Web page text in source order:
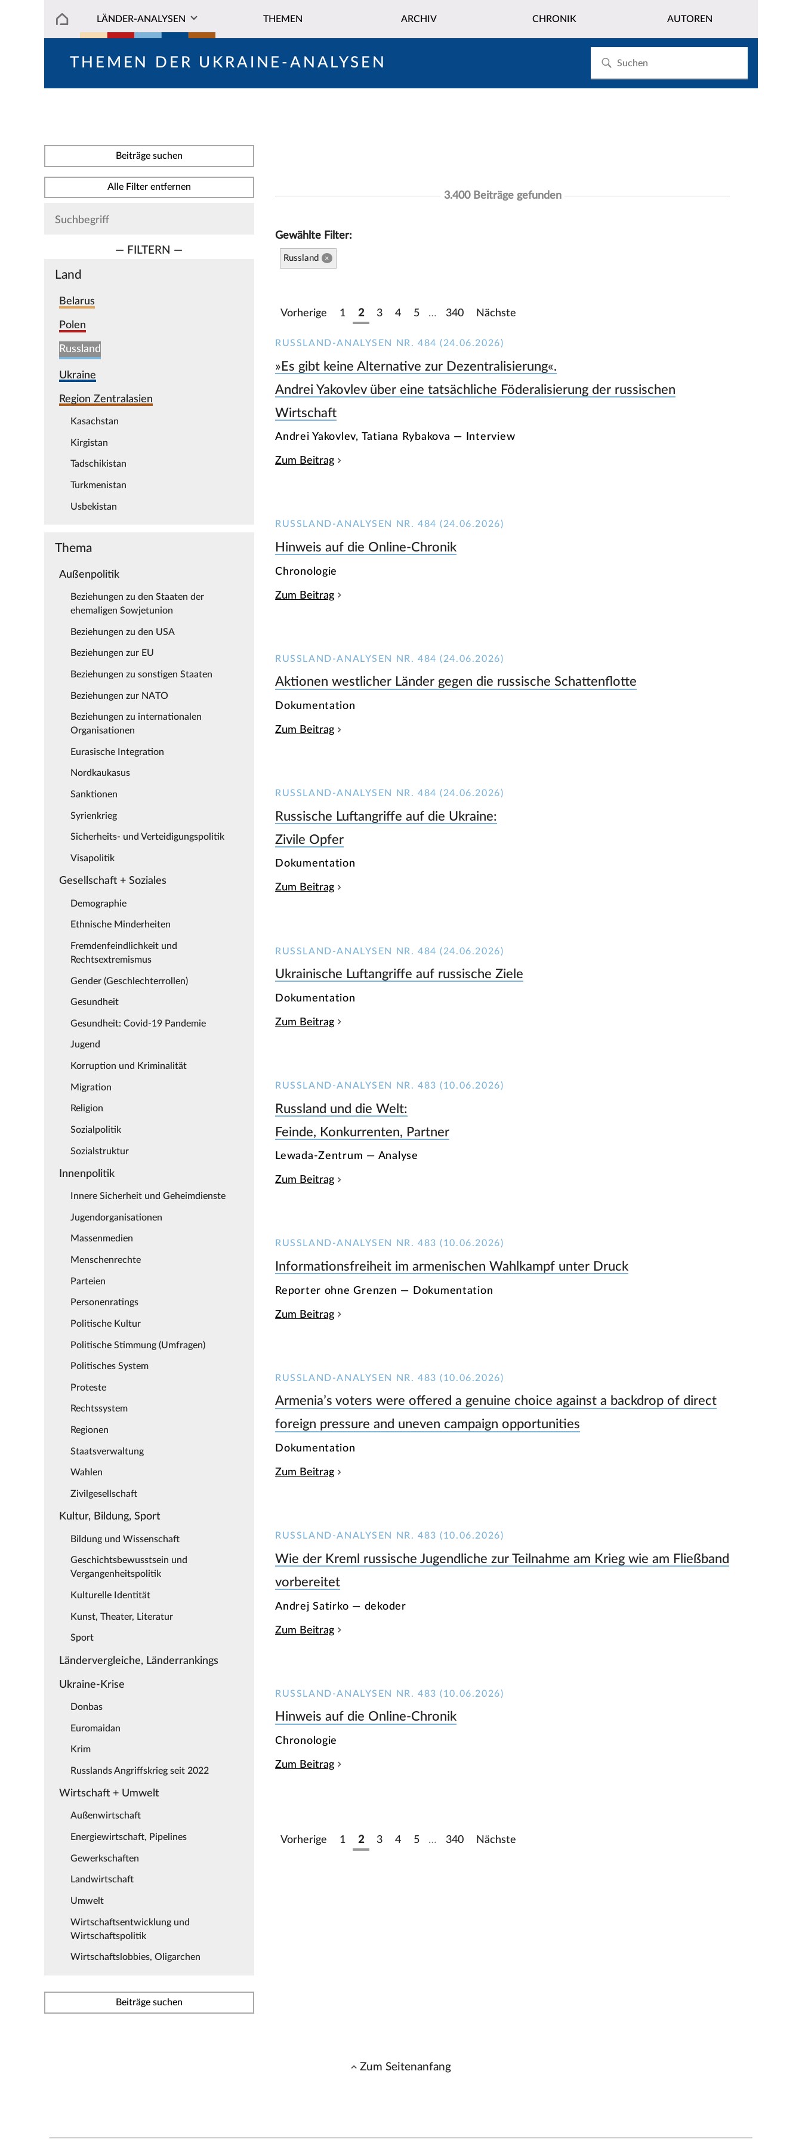
LÄNDER-ANALYSEN THEMEN ARCHIV CHRONIK AUTOREN
THEMEN DER UKRAINE-ANALYSEN
Beiträge suchen
Alle Filter entfernen
— FILTERN —
Land
Belarus
Polen
Russland
Ukraine
Region Zentralasien
Kasachstan
Kirgistan
Tadschikistan
Turkmenistan
Usbekistan
Thema
Außenpolitik
Beziehungen zu den Staaten der
ehemaligen Sowjetunion
Beziehungen zu den USA
Beziehungen zur EU
Beziehungen zu sonstigen Staaten
Beziehungen zur NATO
Beziehungen zu internationalen
Organisationen
Eurasische Integration
Nordkaukasus
Sanktionen
Syrienkrieg
Sicherheits- und Verteidigungspolitik
Visapolitik
Gesellschaft + Soziales
Demographie
Ethnische Minderheiten
Fremdenfeindlichkeit und
Rechtsextremismus
Gender (Geschlechterrollen)
Gesundheit
Gesundheit: Covid-19 Pandemie
Jugend
Korruption und Kriminalität
Migration
Religion
Sozialpolitik
Sozialstruktur
Innenpolitik
Innere Sicherheit und Geheimdienste
Jugendorganisationen
Massenmedien
Menschenrechte
Parteien
Personenratings
Politische Kultur
Politische Stimmung (Umfragen)
Politisches System
Proteste
Rechtssystem
Regionen
Staatsverwaltung
Wahlen
Zivilgesellschaft
Kultur, Bildung, Sport
Bildung und Wissenschaft
Geschichtsbewusstsein und
Vergangenheitspolitik
Kulturelle Identität
Kunst, Theater, Literatur
Sport
Ländervergleiche, Länderrankings
Ukraine-Krise
Donbas
Euromaidan
Krim
Russlands Angriffskrieg seit 2022
Wirtschaft + Umwelt
Außenwirtschaft
Energiewirtschaft, Pipelines
Gewerkschaften
Landwirtschaft
Umwelt
Wirtschaftsentwicklung und
Wirtschaftspolitik
Wirtschaftslobbies, Oligarchen
Beiträge suchen
3.400 Beiträge gefunden
Gewählte Filter:
Russland ×
Vorherige 1 2 3 4 5 … 340 Nächste
RUSSLAND-ANALYSEN NR. 484 (24.06.2026)
»Es gibt keine Alternative zur Dezentralisierung«.
Andrei Yakovlev über eine tatsächliche Föderalisierung der russischen
Wirtschaft
Andrei Yakovlev, Tatiana Rybakova — Interview
Zum Beitrag
RUSSLAND-ANALYSEN NR. 484 (24.06.2026)
Hinweis auf die Online-Chronik
Chronologie
Zum Beitrag
RUSSLAND-ANALYSEN NR. 484 (24.06.2026)
Aktionen westlicher Länder gegen die russische Schattenflotte
Dokumentation
Zum Beitrag
RUSSLAND-ANALYSEN NR. 484 (24.06.2026)
Russische Luftangriffe auf die Ukraine:
Zivile Opfer
Dokumentation
Zum Beitrag
RUSSLAND-ANALYSEN NR. 484 (24.06.2026)
Ukrainische Luftangriffe auf russische Ziele
Dokumentation
Zum Beitrag
RUSSLAND-ANALYSEN NR. 483 (10.06.2026)
Russland und die Welt:
Feinde, Konkurrenten, Partner
Lewada-Zentrum — Analyse
Zum Beitrag
RUSSLAND-ANALYSEN NR. 483 (10.06.2026)
Informationsfreiheit im armenischen Wahlkampf unter Druck
Reporter ohne Grenzen — Dokumentation
Zum Beitrag
RUSSLAND-ANALYSEN NR. 483 (10.06.2026)
Armenia’s voters were offered a genuine choice against a backdrop of direct
foreign pressure and uneven campaign opportunities
Dokumentation
Zum Beitrag
RUSSLAND-ANALYSEN NR. 483 (10.06.2026)
Wie der Kreml russische Jugendliche zur Teilnahme am Krieg wie am Fließband
vorbereitet
Andrej Satirko — dekoder
Zum Beitrag
RUSSLAND-ANALYSEN NR. 483 (10.06.2026)
Hinweis auf die Online-Chronik
Chronologie
Zum Beitrag
Vorherige 1 2 3 4 5 … 340 Nächste
Zum Seitenanfang